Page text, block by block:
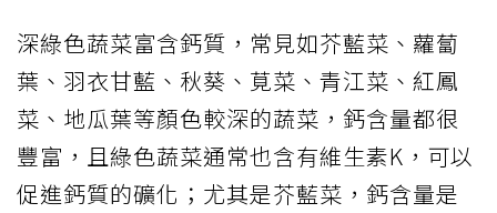
深綠色蔬菜富含鈣質，常見如芥藍菜、蘿蔔
葉、羽衣甘藍、秋葵、莧菜、青江菜、紅鳳
菜、地瓜葉等顏色較深的蔬菜，鈣含量都很
豐富，且綠色蔬菜通常也含有維生素K，可以
促進鈣質的礦化；尤其是芥藍菜，鈣含量是